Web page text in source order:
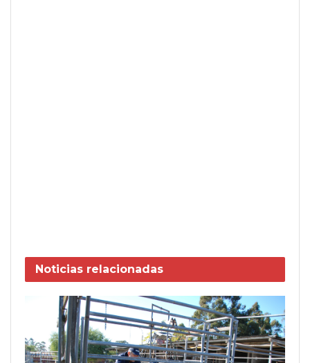
Noticias relacionadas